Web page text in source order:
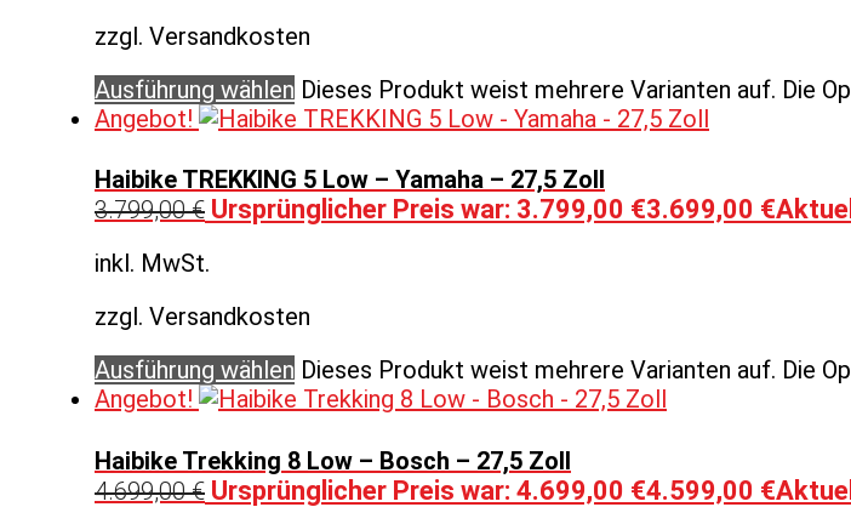
zzgl. Versandkosten
Ausführung wählen Dieses Produkt weist mehrere Varianten auf. Die
Angebot!
Haibike TREKKING 5 Low – Yamaha – 27,5 Zoll
3.799,00€ Ursprünglicher Preis war: 3.799,00 €3.699,00 €
inkl. MwSt.
zzgl. Versandkosten
Ausführung wählen Dieses Produkt weist mehrere Varianten auf. Die
Angebot!
Haibike Trekking 8 Low – Bosch – 27,5 Zoll
4.699,00€ Ursprünglicher Preis war: 4.699,00 €4.599,00 €